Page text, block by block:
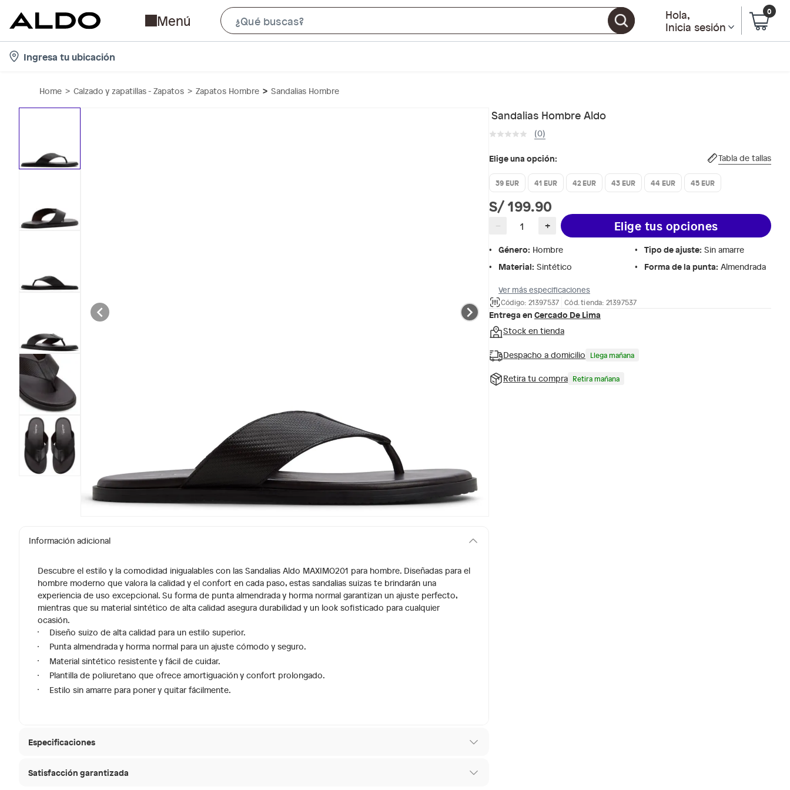
Menú
e
Hola,
Inicia sesión
0
Ingresa tu ubicación
Home Calzado y zapatillas - Zapatos Zapatos Hombre Sandalias Hombre
Información adicional
Descubre el estilo y la comodidad inigualables con las Sandalias Aldo MAXIMO201 para hombre. Diseñadas para el
hombre moderno que valora la calidad y el confort en cada paso, estas sandalias suizas te brindarán una
experiencia de uso excepcional. Su forma de punta almendrada y horma normal garantizan un ajuste perfecto,
mientras que su material sintético de alta calidad asegura durabilidad y un look sofisticado para cualquier
ocasión.
Diseño suizo de alta calidad para un estilo superior.
Punta almendrada y horma normal para un ajuste cómodo y seguro.
Material sintético resistente y fácil de cuidar.
Plantilla de poliuretano que ofrece amortiguación y confort prolongado.
Estilo sin amarre para poner y quitar fácilmente.
Especificaciones
Condicion del producto
Satisfacción garantizada
Sandalias Hombre Aldo
(0)
Elige una opción: Tabla de tallas
39 EUR 41 EUR 42 EUR 43 EUR 44 EUR 45 EUR
S/ 199.90
− + Elige tus opciones
Género: Hombre Tipo de ajuste: Sin amarre
Material: Sintético Forma de la punta: Almendrada
Ver más especificaciones
Código: 21397537 Cód. tienda: 21397537
Entrega en Cercado De Lima
Stock en tienda
Despacho a domicilio Llega mañana
Retira tu compra Retira mañana